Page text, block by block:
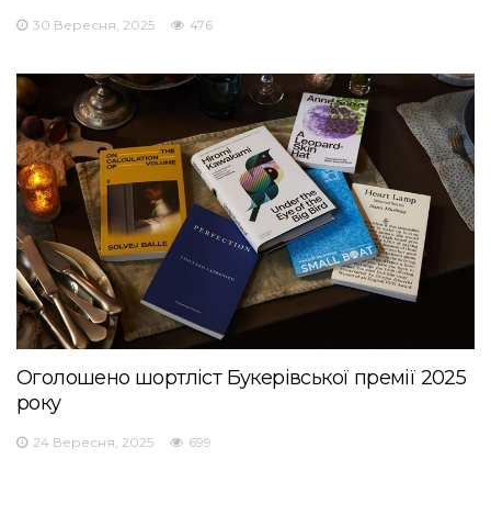
30 Вересня, 2025 476
Оголошено шортліст Букерівської премії 2025
року
24 Вересня, 2025 699